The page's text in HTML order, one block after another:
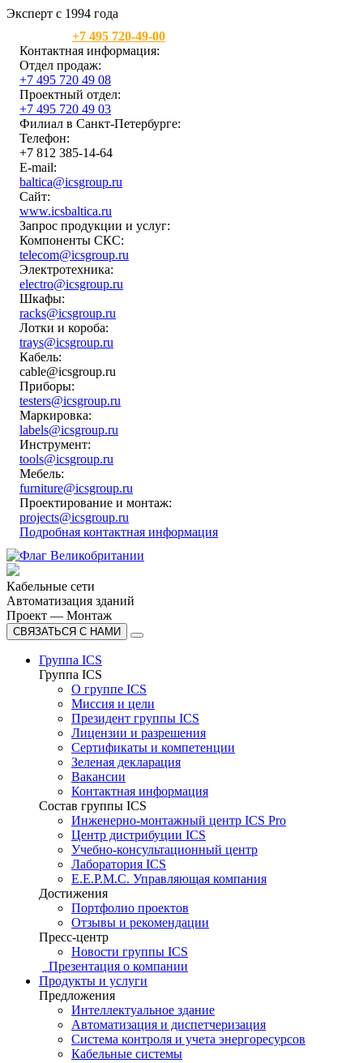
Эксперт с 1994 года
+7 495 720-49-00
Контактная информация:
Отдел продаж:
+7 495 720 49 08
Проектный отдел:
+7 495 720 49 03
Филиал в Санкт-Петербурге:
Телефон:
+7 812 385-14-64
E-mail:
baltica@icsgroup.ru
Сайт:
www.icsbaltica.ru
Запрос продукции и услуг:
Компоненты СКС:
telecom@icsgroup.ru
Электротехника:
electro@icsgroup.ru
Шкафы:
racks@icsgroup.ru
Лотки и короба:
trays@icsgroup.ru
Кабель:
cable@icsgroup.ru
Приборы:
testers@icsgroup.ru
Маркировка:
labels@icsgroup.ru
Инструмент:
tools@icsgroup.ru
Мебель:
furniture@icsgroup.ru
Проектирование и монтаж:
projects@icsgroup.ru
Подробная контактная информация
Кабельные сети
Автоматизация зданий
Проект — Монтаж
СВЯЗАТЬСЯ С НАМИ
Группа ICS
Группа ICS
О группе ICS
Миссия и цели
Президент группы ICS
Лицензии и разрешения
Сертификаты и компетенции
Зеленая декларация
Вакансии
Контактная информация
Состав группы ICS
Инженерно-монтажный центр ICS Pro
Центр дистрибуции ICS
Учебно-консультационный центр
Лаборатория ICS
E.E.P.M.C. Управляющая компания
Достижения
Портфолио проектов
Отзывы и рекомендации
Пресс-центр
Новости группы ICS
Презентация о компании
Продукты и услуги
Предложения
Интеллектуальное здание
Автоматизация и диспетчеризация
Система контроля и учета энергоресурсов
Кабельные системы